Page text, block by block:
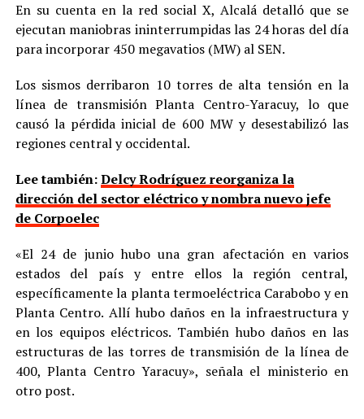
En su cuenta en la red social X, Alcalá detalló que se
ejecutan maniobras ininterrumpidas las 24 horas del día
para incorporar 450 megavatios (MW) al SEN.
Los sismos derribaron 10 torres de alta tensión en la
línea de transmisión Planta Centro-Yaracuy, lo que
causó la pérdida inicial de 600 MW y desestabilizó las
regiones central y occidental.
Lee también:Delcy Rodríguez reorganiza la
dirección del sector eléctrico y nombra nuevo jefe
de Corpoelec
«El 24 de junio hubo una gran afectación en varios
estados del país y entre ellos la región central,
específicamente la planta termoeléctrica Carabobo y en
Planta Centro. Allí hubo daños en la infraestructura y
en los equipos eléctricos. También hubo daños en las
estructuras de las torres de transmisión de la línea de
400, Planta Centro Yaracuy», señala el ministerio en
otro post.